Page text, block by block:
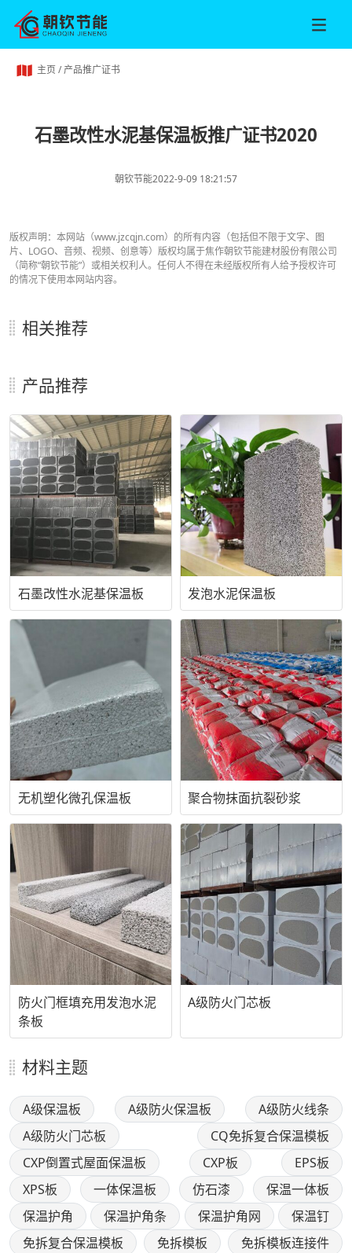
主页/产品推广证书
石墨改性水泥基保温板推广证书2020
朝钦节能2022-9-09 18:21:57
版权声明：本网站（www.jzcqjn.com）的所有内容（包括但不限于文字、图
片、LOGO、音频、视频、创意等）版权均属于焦作朝钦节能建材股份有限公司
（简称“朝钦节能”）或相关权利人。任何人不得在未经版权所有人给予授权许可
的情况下使用本网站内容。
相关推荐
产品推荐
石墨改性水泥基保温板 发泡水泥保温板
无机塑化微孔保温板 聚合物抹面抗裂砂浆
防火门框填充用发泡水泥
条板
A级防火门芯板
材料主题
A级保温板 A级防火保温板
A级防火线条
A级防火门芯板
CQ免拆复合保温模板
CXP倒置式屋面保温板
CXP板
EPS板
XPS板
一体保温板 仿石漆
保温一体板
保温护角
保温护角条 保温护角网
保温钉
免拆复合保温模板
免拆模板
免拆模板连接件